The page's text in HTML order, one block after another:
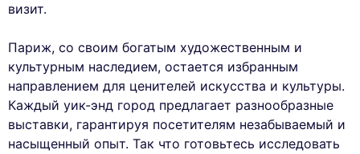
визит.
Париж, со своим богатым художественным и
культурным наследием, остается избранным
направлением для ценителей искусства и культуры.
Каждый уик-энд город предлагает разнообразные
выставки, гарантируя посетителям незабываемый и
насыщенный опыт. Так что готовьтесь исследовать